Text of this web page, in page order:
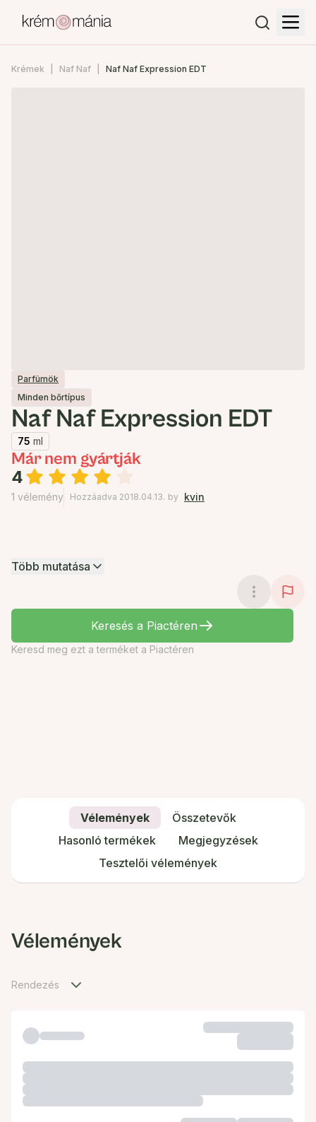
Krémek Naf Naf Naf Naf Expression EDT
Parfümök
Minden bőrtípus
Naf Naf Expression EDT
75 ml
Már nem gyártják
4
1 vélemény Hozzáadva 2018.04.13. by kvin
Több mutatása
Keresés a Piactéren
Keresd meg ezt a terméket a Piactéren
Vélemények
Összetevők
Hasonló termékek
Megjegyzések
Tesztelői vélemények
Vélemények
Rendezés